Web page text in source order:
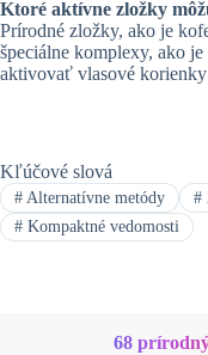
Ktoré aktívne zložky
Prírodné zložky, ako je
špeciálne komplexy, ako
aktivovať vlasové
Kľúčové slová
#Alternatívne metódy #
#Kompaktné vedomosti
68